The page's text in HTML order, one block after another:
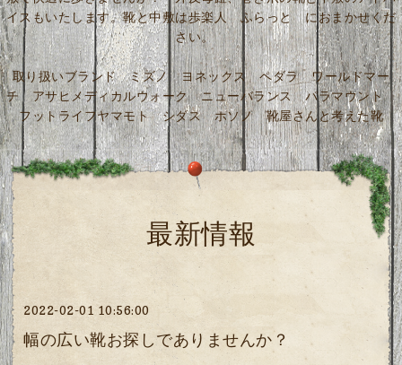
イスもいたします。靴と中敷は歩楽人 ふらっと におまかせくだ
さい。
取り扱いブランド ミズノ ヨネックス ペダラ ワールドマー
チ アサヒメディカルウォーク ニューバランス パラマウント
フットライフヤマモト シダス ホソノ 靴屋さんと考えた靴
最新情報
2022-02-01 10:56:00
幅の広い靴お探しでありませんか？